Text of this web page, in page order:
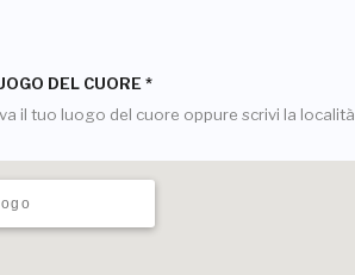
DEL CUORE *
il tuo luogo del cuore oppure scrivi la località.